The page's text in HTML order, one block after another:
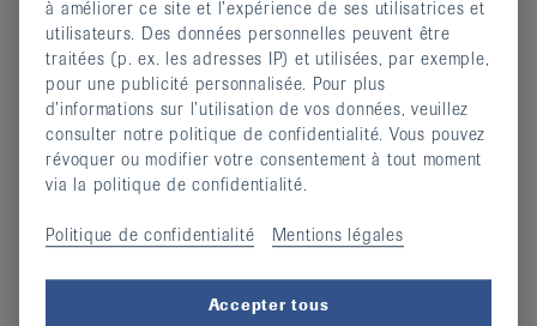
Invitation au concours d'écriture de EULAR.
continuer
à améliorer ce site et l’expérience de ses utilisatrices et
utilisateurs. Des données personnelles peuvent être
traitées (p. ex. les adresses IP) et utilisées, par exemple,
pour une publicité personnalisée. Pour plus
d’informations sur l’utilisation de vos données, veuillez
consulter notre politique de confidentialité. Vous pouvez
révoquer ou modifier votre consentement à tout moment
via la politique de confidentialité.
Politique de confidentialité Mentions légales
Accepter tous